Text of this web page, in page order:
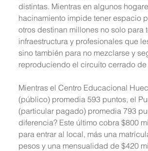
distintas. Mientras en algunos
hacinamiento impide tener espacio
otros destinan millones no solo para
infraestructura y profesionales que
sino también para no mezclarse y
reproduciendo el circuito cerrado de
Mientras el Centro Educacional
(público) promedia 593 puntos, el
(particular pagado) promedia 793
diferencia? Este último cobra $800
para entrar al local, más una
pesos y una mensualidad de $420